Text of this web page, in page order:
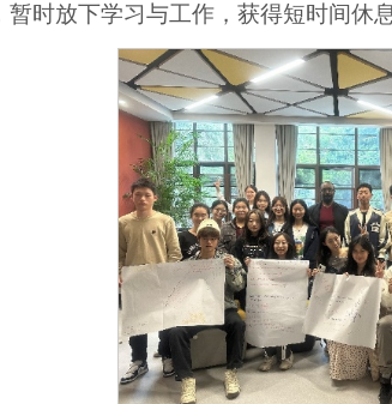
时放下学习与工作，获得短时间休